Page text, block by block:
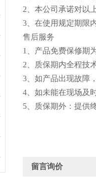
2、本公司承诺对以
3、在使用规定期限
售后服务
1、产品免费保修期
2、质保期内全
3、如产品出现故障
4、如未能在现场及
5、质保期外：提供
留言询价